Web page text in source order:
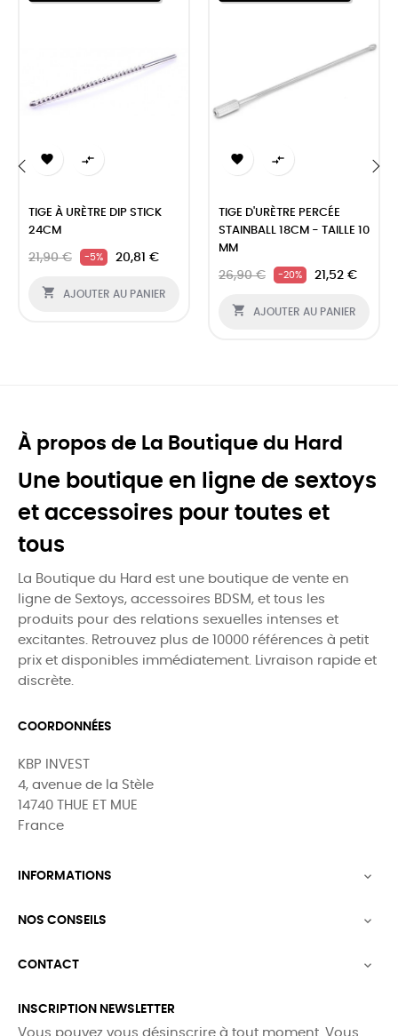
 
TIGE À URÈTRE DIP STICK
24CM
21,90 € -5% 20,81 €
 AJOUTER AU PANIER
 
TIGE D'URÈTRE PERCÉE
STAINBALL 18CM - TAILLE 10
MM
26,90 € -20% 21,52 €
 AJOUTER AU PANIER
À propos de La Boutique du Hard
Une boutique en ligne de sextoys
et accessoires pour toutes et
tous
La Boutique du Hard est une boutique de vente en
ligne de Sextoys, accessoires BDSM, et tous les
produits pour des relations sexuelles intenses et
excitantes. Retrouvez plus de 10000 références à petit
prix et disponibles immédiatement. Livraison rapide et
discrète.
COORDONNÉES
KBP INVEST
4, avenue de la Stèle
14740 THUE ET MUE
France
INFORMATIONS 
NOS CONSEILS 
CONTACT 
INSCRIPTION NEWSLETTER
Vous pouvez vous désinscrire à tout moment. Vous